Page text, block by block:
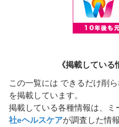
《掲載している
この一覧には できるだけ削
を掲載しています。
掲載している各種情報は、
社eヘルスケアが調査した情